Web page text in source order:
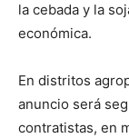
la cebada y la
económica.
En distritos
anuncio será
contratistas, en